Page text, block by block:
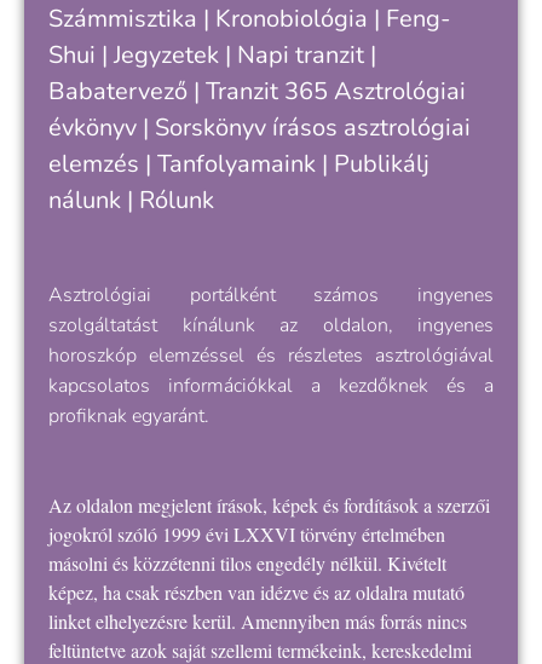
Számmisztika | Kronobiológia | Feng-
Shui | Jegyzetek | Napi tranzit |
Babatervező | Tranzit 365 Asztrológiai
évkönyv | Sorskönyv írásos asztrológiai
elemzés | Tanfolyamaink | Publikálj
nálunk | Rólunk
Asztrológiai portálként számos ingyenes
szolgáltatást kínálunk az oldalon, ingyenes
horoszkóp elemzéssel és részletes asztrológiával
kapcsolatos információkkal a kezdőknek és a
profiknak egyaránt.
Az oldalon megjelent írások, képek és fordítások a szerzői
jogokról szóló 1999 évi LXXVI törvény értelmében
másolni és közzétenni tilos engedély nélkül. Kivételt
képez, ha csak részben van idézve és az oldalra mutató
linket elhelyezésre kerül. Amennyiben más forrás nincs
feltüntetve azok saját szellemi termékeink, kereskedelmi